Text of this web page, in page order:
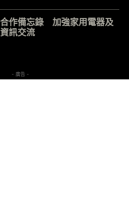
作備忘錄 加強家用電器及
訊交流
- 廣告 -